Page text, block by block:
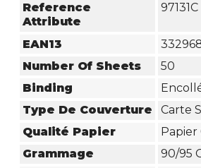
Reference
Attribute
97131C
EAN13
Number Of Sheets
50
Binding
Type De Couverture
Carte
Qualité Papier
Grammage
90/95